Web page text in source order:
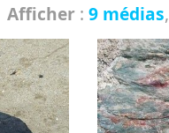
Afficher : 9 médias,